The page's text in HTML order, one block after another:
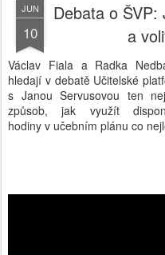
JUN
10
Debata o
a
Václav Fiala a Radka
hledají v debatě Učitelské
s Janou Servusovou ten
způsob, jak využít
hodiny v učebním plánu co